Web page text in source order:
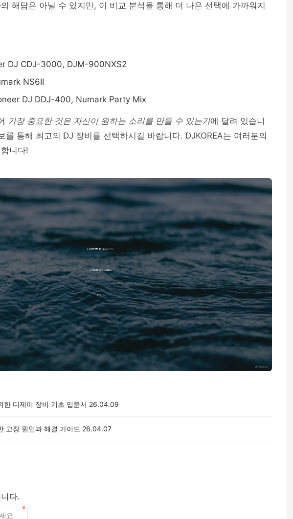
해답은 아닐 수 있지만, 이 비교 분석을 통해 더 나은 선택에 가까워지
DJ CDJ-3000, DJM-900NXS2
NS6II
DJ DDJ-400, Numark Party Mix
가장 중요한 것은 자신이 원하는 소리를 만들 수 있는가에 달려 있습니
를 통해 최고의 DJ 장비를 선택하시길 바랍니다. DJKOREA는 여러분의
니다!
한 디제이 장비 기초 입문서 26.04.09
고장 원인과 해결 가이드 26.04.07
다.